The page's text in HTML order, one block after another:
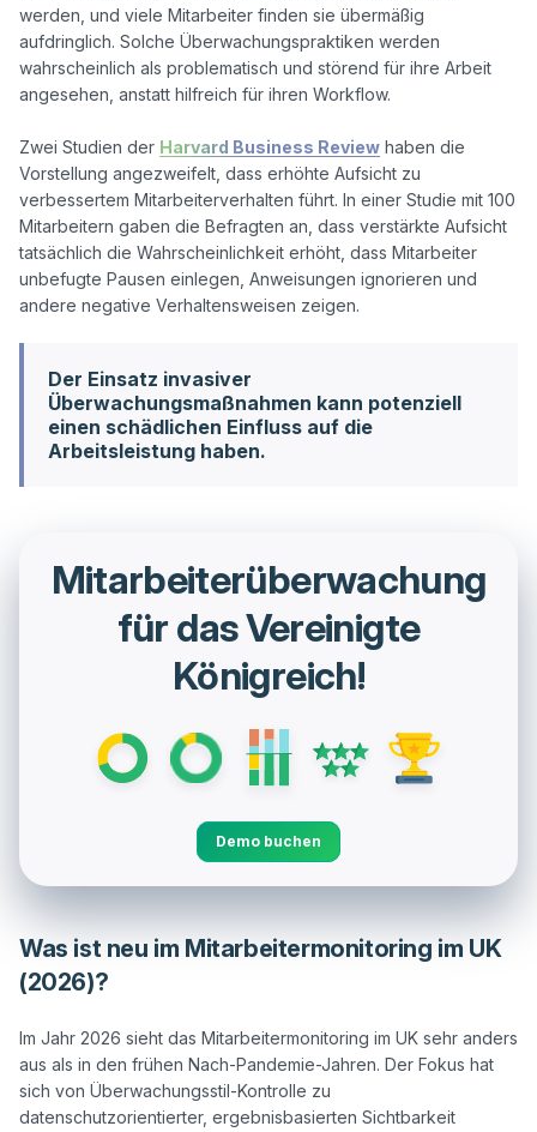
werden, und viele Mitarbeiter finden sie übermäßig
aufdringlich. Solche Überwachungspraktiken werden
wahrscheinlich als problematisch und störend für ihre Arbeit
angesehen, anstatt hilfreich für ihren Workflow.
Zwei Studien der Harvard Business Review haben die
Vorstellung angezweifelt, dass erhöhte Aufsicht zu
verbessertem Mitarbeiterverhalten führt. In einer Studie mit 100
Mitarbeitern gaben die Befragten an, dass verstärkte Aufsicht
tatsächlich die Wahrscheinlichkeit erhöht, dass Mitarbeiter
unbefugte Pausen einlegen, Anweisungen ignorieren und
Der Einsatz invasiver
Überwachungsmaßnahmen kann potenziell
einen schädlichen Einfluss auf die
Arbeitsleistung haben.
Mitarbeiterüberwachung
für das Vereinigte
Königreich!
Demo buchen
Was ist neu im Mitarbeitermonitoring im UK
(2026)?
Im Jahr 2026 sieht das Mitarbeitermonitoring im UK sehr anders
aus als in den frühen Nach-Pandemie-Jahren. Der Fokus hat
sich von Überwachungsstil-Kontrolle zu
datenschutzorientierter, ergebnisbasierten Sichtbarkeit